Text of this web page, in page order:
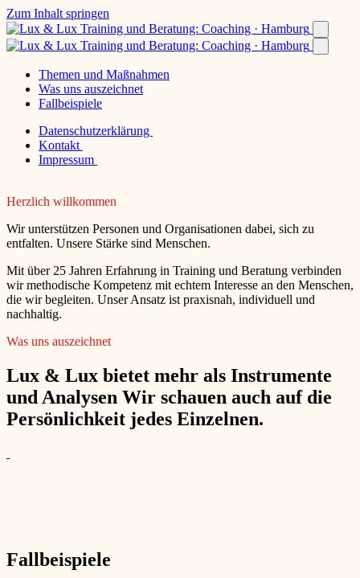
Zum Inhalt springen
Themen und Maßnahmen
Was uns auszeichnet
Fallbeispiele
Datenschutzerklärung
Kontakt
Impressum
Herzlich willkommen
Wir unterstützen Personen und Organisationen dabei, sich zu
entfalten. Unsere Stärke sind Menschen.
Mit über 25 Jahren Erfahrung in Training und Beratung verbinden
wir methodische Kompetenz mit echtem Interesse an den Menschen,
die wir begleiten. Unser Ansatz ist praxisnah, individuell und
nachhaltig.
Was uns auszeichnet
Lux & Lux bietet mehr als Instrumente
und Analysen Wir schauen auch auf die
Persönlichkeit jedes Einzelnen.
Fallbeispiele